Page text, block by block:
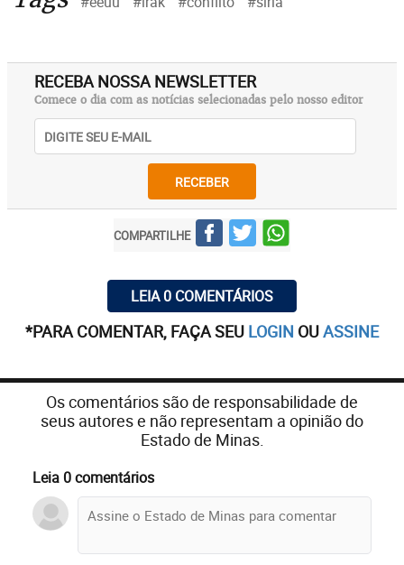
RECEBA NOSSA NEWSLETTER
Comece o dia com as notícias selecionadas pelo nosso editor
RECEBER
COMPARTILHE
LEIA 0 COMENTÁRIOS
*PARA COMENTAR, FAÇA SEU LOGIN OUASSINE
Os comentários são de responsabilidade de
seus autores e não representam a opinião do
Estado de Minas.
Leia 0 comentários